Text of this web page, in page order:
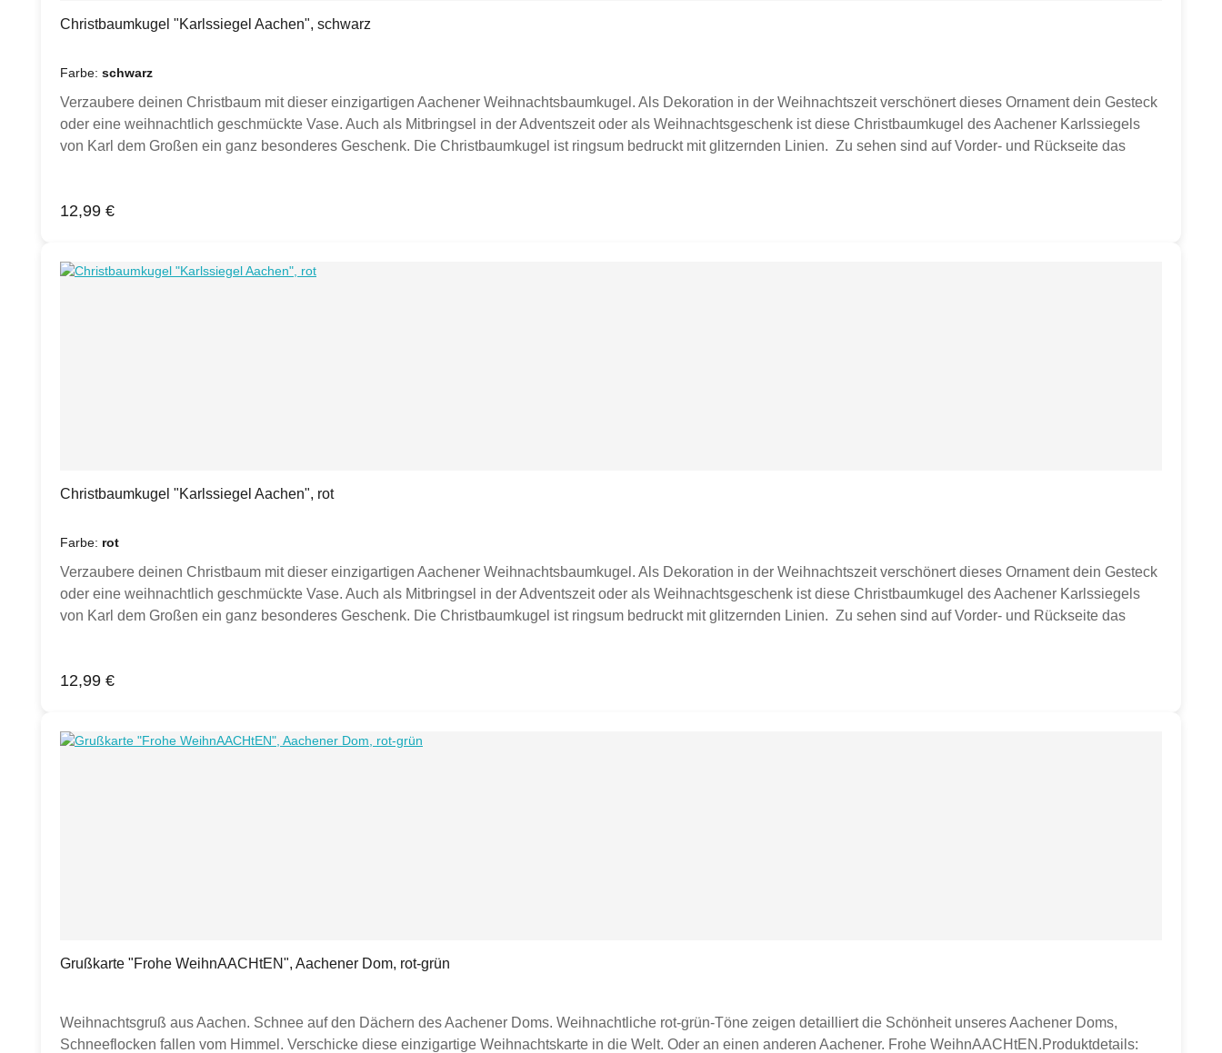
Christbaumkugel "Karlssiegel Aachen", schwarz
Farbe: schwarz
Verzaubere deinen Christbaum mit dieser einzigartigen Aachener Weihnachtsbaumkugel. Als Dekoration in der Weihnachtszeit verschönert dieses Ornament dein Gesteck
oder eine weihnachtlich geschmückte Vase. Auch als Mitbringsel in der Adventszeit oder als Weihnachtsgeschenk ist diese Christbaumkugel des Aachener Karlssiegels
von Karl dem Großen ein ganz besonderes Geschenk. Die Christbaumkugel ist ringsum bedruckt mit glitzernden Linien. Zu sehen sind auf Vorder- und Rückseite das
auswählen. Sollten andere Artikel oder Dekoration auf einem Foto zu sehen sein, dient dies ausschließlich zur Inspiration. Farben können chargenbedingt leicht
Regulärer Preis:
12,99 €
Christbaumkugel "Karlssiegel Aachen", rot
Farbe: rot
Verzaubere deinen Christbaum mit dieser einzigartigen Aachener Weihnachtsbaumkugel. Als Dekoration in der Weihnachtszeit verschönert dieses Ornament dein Gesteck
oder eine weihnachtlich geschmückte Vase. Auch als Mitbringsel in der Adventszeit oder als Weihnachtsgeschenk ist diese Christbaumkugel des Aachener Karlssiegels
von Karl dem Großen ein ganz besonderes Geschenk. Die Christbaumkugel ist ringsum bedruckt mit glitzernden Linien. Zu sehen sind auf Vorder- und Rückseite das
auswählen. Sollten andere Artikel oder Dekoration auf einem Foto zu sehen sein, dient dies ausschließlich zur Inspiration. Farben können chargenbedingt leicht
Regulärer Preis:
12,99 €
Grußkarte "Frohe WeihnAACHtEN", Aachener Dom, rot-grün
Weihnachtsgruß aus Aachen. Schnee auf den Dächern des Aachener Doms. Weihnachtliche rot-grün-Töne zeigen detailliert die Schönheit unseres Aachener Doms,
Schneeflocken fallen vom Himmel. Verschicke diese einzigartige Weihnachtskarte in die Welt. Oder an einen anderen Aachener. Frohe WeihnAACHtEN.Produktdetails: